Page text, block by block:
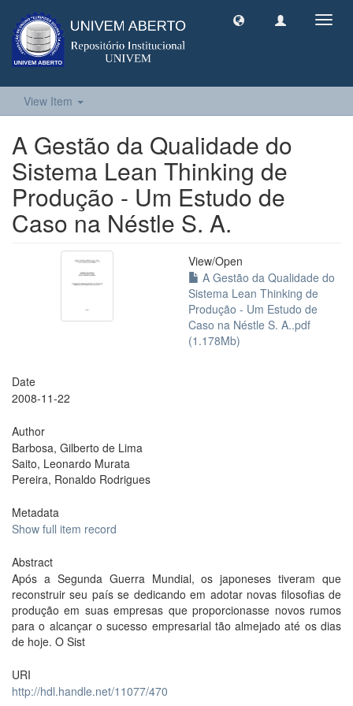
View Item
A Gestão da Qualidade do
Sistema Lean Thinking de
Produção - Um Estudo de
Caso na Néstle S. A.
View/Open
A Gestão da Qualidade do
Sistema Lean Thinking de
Produção - Um Estudo de
Caso na Néstle S. A..pdf
(1.178Mb)
Date
2008-11-22
Author
Barbosa, Gilberto de Lima
Saito, Leonardo Murata
Pereira, Ronaldo Rodrigues
Metadata
Show full item record
Abstract
Após a Segunda Guerra Mundial, os japoneses tiveram que
reconstruir seu país se dedicando em adotar novas filosofias de
produção em suas empresas que proporcionasse novos rumos
para o alcançar o sucesso empresarial tão almejado até os dias
de hoje. O Sist
URI
http://hdl.handle.net/11077/470